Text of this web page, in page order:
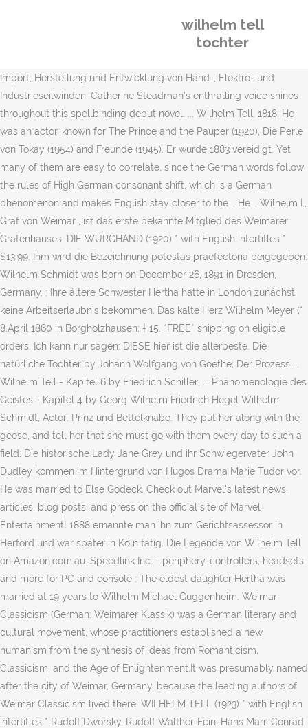
wilhelm tell
tochter
Import, Herstellung und Entwicklung von Hand-, Elektro- und
Industrieseilwinden. Catherine Steadman’s enthralling voice shines
throughout this spellbinding debut novel. ... Wilhelm Tell, 1818. He
was an actor, known for The Prince and the Pauper (1920), Die Perle
von Tokay (1954) and Freunde (1945). Er wurde 1883 vereidigt. Yet
many of them are easy to correlate, since the German words follow
the rules of High German consonant shift, which is a German
phenomenon and makes English stay closer to the … He … Wilhelm I.,
Graf von Weimar , ist das erste bekannte Mitglied des Weimarer
Grafenhauses. DIE WURGHAND (1920) * with English intertitles *
$13.99. Ihm wird die Bezeichnung potestas praefectoria beigegeben.
Wilhelm Schmidt was born on December 26, 1891 in Dresden,
Germany. : Ihre ältere Schwester Hertha hatte in London zunächst
keine Arbeitserlaubnis bekommen. Das kalte Herz Wilhelm Meyer (*
8.April 1860 in Borgholzhausen; † 15. *FREE* shipping on eligible
orders. Ich kann nur sagen: DIESE hier ist die allerbeste. Die
natürliche Tochter by Johann Wolfgang von Goethe; Der Prozess ...
Wilhelm Tell - Kapitel 6 by Friedrich Schiller; ... Phänomenologie des
Geistes - Kapitel 4 by Georg Wilhelm Friedrich Hegel Wilhelm
Schmidt, Actor: Prinz und Bettelknabe. They put her along with the
geese, and tell her that she must go with them every day to such a
field. Die historische Lady Jane Grey und ihr Schwiegervater John
Dudley kommen im Hintergrund von Hugos Drama Marie Tudor vor.
He was married to Else Godeck. Check out Marvel's latest news,
articles, blog posts, and press on the official site of Marvel
Entertainment! 1888 ernannte man ihn zum Gerichtsassessor in
Herford und war später in Köln tätig. Die Legende von Wilhelm Tell
on Amazon.com.au. Speedlink Inc. - periphery, controllers, headsets
and more for PC and console : The eldest daughter Hertha was
married at 19 years to Wilhelm Michael Guggenheim. Weimar
Classicism (German: Weimarer Klassik) was a German literary and
cultural movement, whose practitioners established a new
humanism from the synthesis of ideas from Romanticism,
Classicism, and the Age of Enlightenment.It was presumably named
after the city of Weimar, Germany, because the leading authors of
Weimar Classicism lived there. WILHELM TELL (1923) * with English
intertitles * Rudolf Dworsky, Rudolf Walther-Fein, Hans Marr, Conrad